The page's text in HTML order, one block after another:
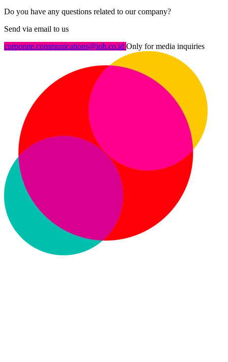
Do you have any questions related to our company?
Send via email to us
corporate.communications@ioh.co.id Only for media inquiries